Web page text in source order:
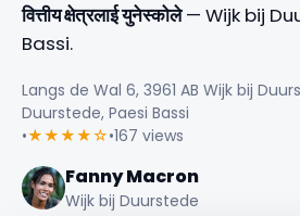
वित्तीय क्षेत्रलाई युनेस्कोले— Wijk bij
Bassi.
Langs de Wal 6, 3961 AB Wijk bij
Duurstede, Paesi Bassi
•★★★★☆•167 views
Fanny Macron
Wijk bij Duurstede